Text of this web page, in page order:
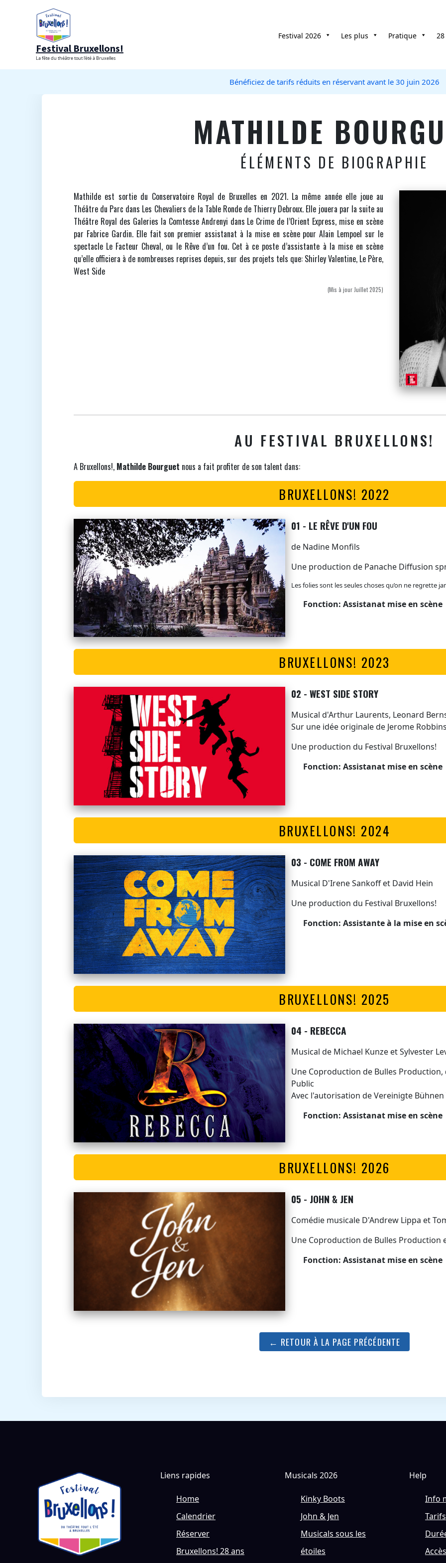
Festival Bruxellons!
La fête du théâtre tout l'été à Bruxelles
Festival 2026 Les plus Pratique
Bénéficiez de tarifs réduits en réservant avant le 30 juin 2026
MATHILDE
ÉLÉMENTS DE BIOGRAPHIE
Mathilde est sortie du Conservatoire Royal de Bruxelles en 2021. La même année elle joue au
Théâtre du Parc dans Les Chevaliers de la Table Ronde de Thierry Debroux. Elle jouera par la suite au
Théâtre Royal des Galeries la Comtesse Andrenyi dans Le Crime de l’Orient Express, mise en scène
par Fabrice Gardin. Elle fait son premier assistanat à la mise en scène pour Alain Lempoel sur le
spectacle Le Facteur Cheval, ou le Rêve d’un fou. Cet à ce poste d’assistante à la mise en scène
qu’elle officiera à de nombreuses reprises depuis, sur des projets tels que: Shirley Valentine, Le Père,
West Side
(Mis à jour Juillet 2025)
AU FESTIVAL BRUXELLONS!
A Bruxellons!, Mathilde Bourguet nous a fait profiter de son talent dans:
BRUXELLONS! 2022
01 - LE RÊVE D'UN FOU
de Nadine Monfils
Une production de Panache Diffusion
Les folies sont les seules choses qu’on ne regrette
Fonction: Assistanat mise en scène
BRUXELLONS! 2023
02 - WEST SIDE STORY
Musical d'Arthur Laurents, Leonard
Sur une idée originale de Jerome Robbins
Une production du Festival Bruxellons!
Fonction: Assistanat mise en scène
BRUXELLONS! 2024
03 - COME FROM AWAY
Musical D'Irene Sankoff et David Hein
Une production du Festival Bruxellons!
Fonction: Assistante à la mise en
BRUXELLONS! 2025
04 - REBECCA
Musical de Michael Kunze et Sylvester
Une Coproduction de Bulles
Public
Avec l'autorisation de Vereinigte Bühnen
Fonction: Assistanat mise en scène
BRUXELLONS! 2026
05 - JOHN & JEN
Comédie musicale D'Andrew Lippa et
Une Coproduction de Bulles Production
Fonction: Assistanat mise en scène
← RETOUR À LA PAGE PRÉCÉDENTE
Liens rapides
Home
Calendrier
Réserver
Bruxellons! 28 ans
Musicals 2026
Kinky Boots
John & Jen
Musicals sous les
étoiles
Help
Info
Tarifs
Accès